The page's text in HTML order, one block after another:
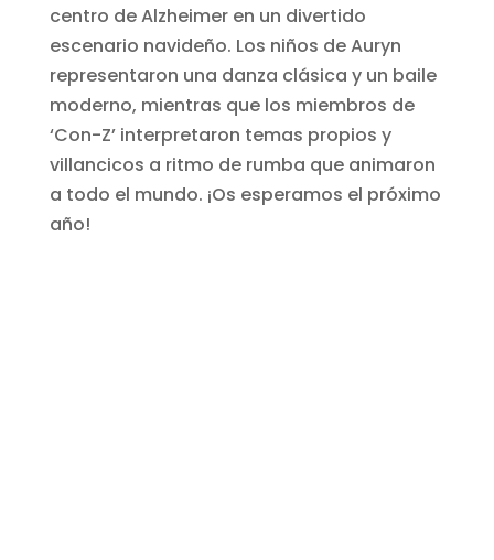
centro de Alzheimer en un divertido
escenario navideño. Los niños de Auryn
representaron una danza clásica y un baile
moderno, mientras que los miembros de
‘Con-Z’ interpretaron temas propios y
villancicos a ritmo de rumba que animaron
a todo el mundo. ¡Os esperamos el próximo
año!